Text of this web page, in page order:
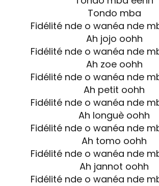
Tondo mba
Fidélité nde o wanéa nde
Ah jojo oohh
Fidélité nde o wanéa nde
Ah zoe oohh
Fidélité nde o wanéa nde
Ah petit oohh
Fidélité nde o wanéa nde
Ah longuè oohh
Fidélité nde o wanéa nde
Ah tomo oohh
Fidélité nde o wanéa nde
Ah jannot oohh
Fidélité nde o wanéa nde